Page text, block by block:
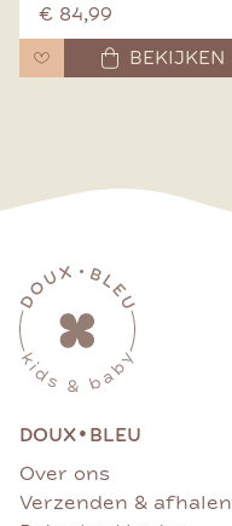
€ 84,99
BEKIJKEN
DOUX• BLEU
Over ons
Verzenden & afhalen